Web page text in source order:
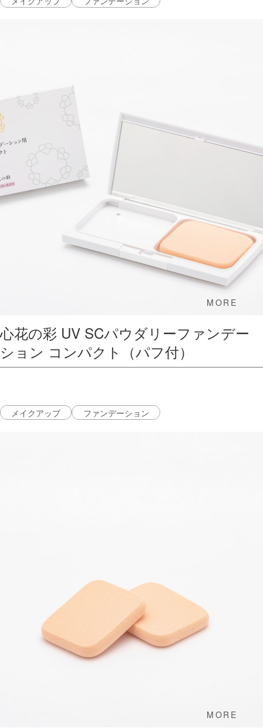
MORE
心花の彩 UV SCパウダリーファンデー
ション コンパクト（パフ付）
メイクアップ ファンデーション
MORE